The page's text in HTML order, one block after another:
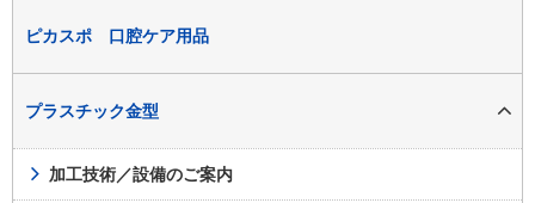
ピカスポ 口腔ケア用品
プラスチック金型
加工技術／設備のご案内